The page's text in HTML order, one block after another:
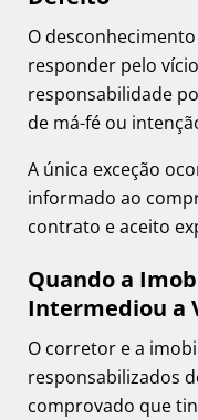
O
responder pelo
responsabilidade
de má-fé ou
A única exceção
informado ao
contrato e aceito
Quando a
Intermediou a
O corretor e a
responsabilizados
comprovado que